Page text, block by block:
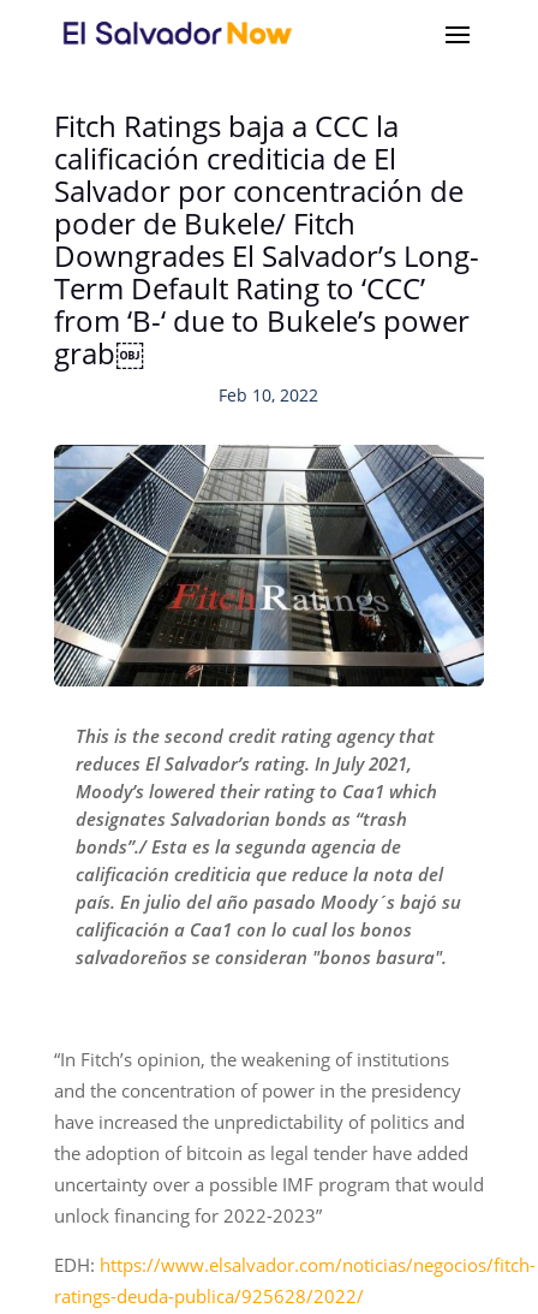
Fitch Ratings baja a CCC la
calificación crediticia de El
Salvador por concentración de
poder de Bukele/ Fitch
Downgrades El Salvador’s Long-
Term Default Rating to ‘CCC’
from ‘B-‘ due to Bukele’s power
grab￼
Feb 10, 2022
This is the second credit rating agency that
reduces El Salvador’s rating. In July 2021,
Moody’s lowered their rating to Caa1 which
designates Salvadorian bonds as “trash
bonds”./ Esta es la segunda agencia de
calificación crediticia que reduce la nota del
país. En julio del año pasado Moody´s bajó su
calificación a Caa1 con lo cual los bonos
salvadoreños se consideran "bonos basura".
“In Fitch’s opinion, the weakening of institutions
and the concentration of power in the presidency
have increased the unpredictability of politics and
the adoption of bitcoin as legal tender have added
uncertainty over a possible IMF program that would
unlock financing for 2022-2023”
EDH: https://www.elsalvador.com/noticias/negocios/fitch-
ratings-deuda-publica/925628/2022/